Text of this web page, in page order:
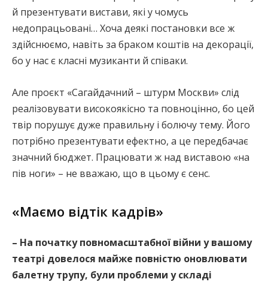
й презентувати вистави, які у чомусь
недопрацьовані… Хоча деякі постановки все ж
здійснюємо, навіть за браком коштів на декорації,
бо у нас є класні музиканти й співаки.
Але проєкт «Сагайдачний – штурм Москви» слід
реалізовувати високоякісно та повноцінно, бо цей
твір порушує дуже правильну і болючу тему. Його
потрібно презентувати ефектно, а це передбачає
значний бюджет. Працювати ж над виставою «на
пів ноги» – не вважаю, що в цьому є сенс.
«Маємо відтік кадрів»
– На початку повномасштабної війни у вашому
театрі довелося майже повністю оновлювати
балетну трупу, були проблеми у складі